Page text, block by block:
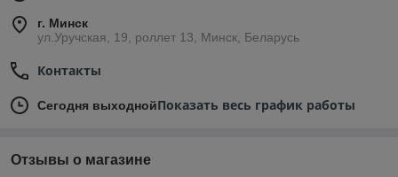
г. Минск
ул.Уручская, 19, роллет 13, Минск, Беларусь
Контакты
Сегодня выходнойПоказать весь график работы
Отзывы о магазине